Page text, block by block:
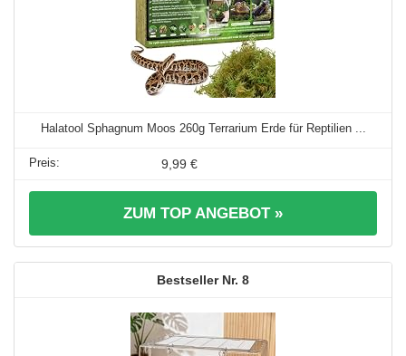
Halatool Sphagnum Moos 260g Terrarium Erde für Reptilien ...
9,99 €
ZUM TOP ANGEBOT »
8